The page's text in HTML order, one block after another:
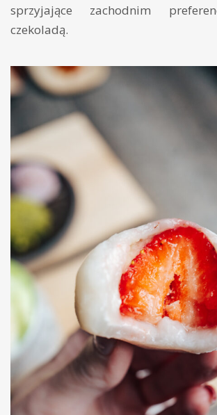
sprzyjające zachodnim
czekoladą.